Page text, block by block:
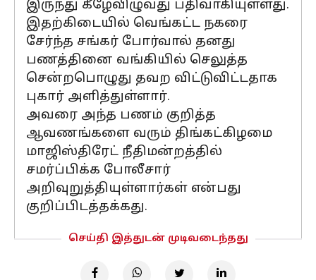
இருந்து கீழேவிழுவது பதிவாகியுள்ளது.
இதற்கிடையில் வெங்கட்ட நகரை
சேர்ந்த சங்கர் போர்வால் தனது
பணத்தினை வங்கியில் செலுத்த
சென்றபொழுது தவற விட்டுவிட்டதாக
புகார் அளித்துள்ளார்.
அவரை அந்த பணம் குறித்த
ஆவணங்களை வரும் திங்கட்கிழமை
மாஜிஸ்திரேட் நீதிமன்றத்தில்
சமர்ப்பிக்க போலீசார்
அறிவுறுத்தியுள்ளார்கள் என்பது
குறிப்பிடத்தக்கது.
செய்தி இத்துடன் முடிவடைந்தது